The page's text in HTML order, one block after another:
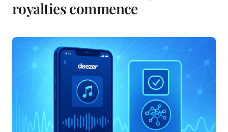
royalties commence